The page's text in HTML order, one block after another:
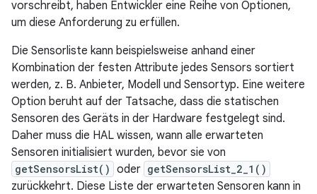
vorschreibt, haben Entwickler eine Reihe von Optionen,
um diese Anforderung zu erfüllen.
Die Sensorliste kann beispielsweise anhand einer
Kombination der festen Attribute jedes Sensors sortiert
werden, z. B. Anbieter, Modell und Sensortyp. Eine weitere
Option beruht auf der Tatsache, dass die statischen
Sensoren des Geräts in der Hardware festgelegt sind.
Daher muss die HAL wissen, wann alle erwarteten
Sensoren initialisiert wurden, bevor sie von
getSensorsList() oder getSensorsList_2_1()
zurückkehrt. Diese Liste der erwarteten Sensoren kann in